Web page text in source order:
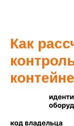
Как